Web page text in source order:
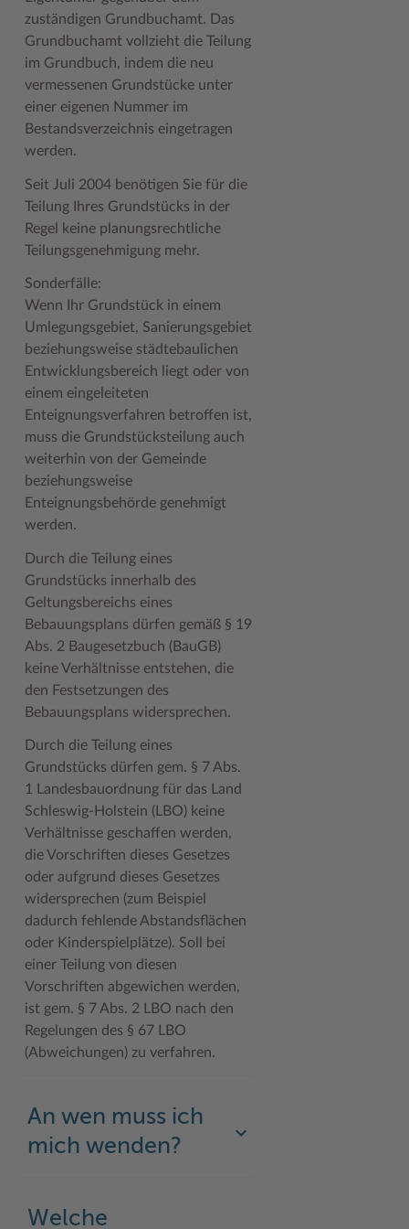
Geodatenportale (Kreiskarte)
Kontakt / Öffnungszeiten
Lebenslagen
Leistungen
Publikationen
Wunsch-Kennzeichen ↗
Zuständigkeitsfinder SH ↗
Fotoarchiv
Klimaanpassungskonzept
Kreistag Sitzungskalender
Lokales Wetter
Pressemeldungen
Stellenangebote
Stormarninfo
Termine
Woche der Seelischen Gesundheit
#MeinStormarn
Karrieretag
Kreispräsident
Kreistag Sitzungskalender
Kreisverwaltung
Landrat
Stabsbereiche
Wahlen im Kreis
Wappen und Geschichte
Wappenrolle
Zahlen, Daten, Fakten
Offene Stellen
Weiterbildung beim Kreis Stormarn
Wen wir suchen
Klimaschutz beim Kreis Stormarn
Stormarner Bündnis für bezahlbares Wohnen
Wirtschafts- und Aufbaugesellschaft Stormarn
Zahlen, Daten, Fakten
Kulturelle Einrichtungen
Naturschutzgebiete
Radwandern
Storchenhorste
Lieblingsplätze in der Metropolregion
Termine und Veranstaltungen
Umlandscout Hamburg
Vereine und Gruppen
Wälder und Moore
zuständigen Grundbuchamt. Das
Grundbuchamt vollzieht die Teilung
im Grundbuch, indem die neu
vermessenen Grundstücke unter
einer eigenen Nummer im
Bestandsverzeichnis eingetragen
werden.
Seit Juli 2004 benötigen Sie für die
Teilung Ihres Grundstücks in der
Regel keine planungsrechtliche
Teilungsgenehmigung mehr.
Sonderfälle:
Wenn Ihr Grundstück in einem
Umlegungsgebiet, Sanierungsgebiet
beziehungsweise städtebaulichen
Entwicklungsbereich liegt oder von
einem eingeleiteten
Enteignungsverfahren betroffen ist,
muss die Grundstücksteilung auch
weiterhin von der Gemeinde
beziehungsweise
Enteignungsbehörde genehmigt
werden.
Durch die Teilung eines
Grundstücks innerhalb des
Geltungsbereichs eines
Bebauungsplans dürfen gemäß § 19
Abs. 2 Baugesetzbuch (BauGB)
keine Verhältnisse entstehen, die
den Festsetzungen des
Bebauungsplans widersprechen.
Durch die Teilung eines
Grundstücks dürfen gem. § 7 Abs.
1 Landesbauordnung für das Land
Schleswig-Holstein (LBO) keine
Verhältnisse geschaffen werden,
die Vorschriften dieses Gesetzes
oder aufgrund dieses Gesetzes
widersprechen (zum Beispiel
dadurch fehlende Abstandsflächen
oder Kinderspielplätze). Soll bei
einer Teilung von diesen
Vorschriften abgewichen werden,
ist gem. § 7 Abs. 2 LBO nach den
Regelungen des § 67 LBO
(Abweichungen) zu verfahren.
An wen muss ich
mich wenden?
Welche